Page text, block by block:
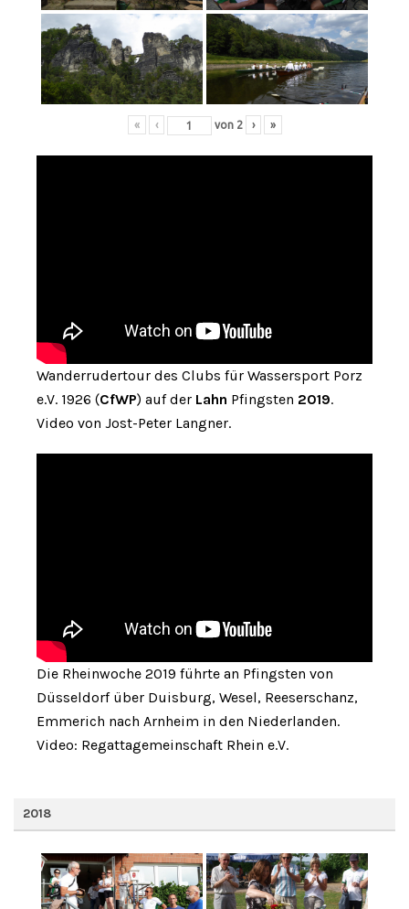
« ‹ von 2 › »
Wanderrudertour des Clubs für Wassersport Porz
e.V. 1926 (CfWP) auf der Lahn Pfingsten 2019.
Video von Jost-Peter Langner.
Die Rheinwoche 2019 führte an Pfingsten von
Düsseldorf über Duisburg, Wesel, Reeserschanz,
Emmerich nach Arnheim in den Niederlanden.
Video: Regattagemeinschaft Rhein e.V.
2018